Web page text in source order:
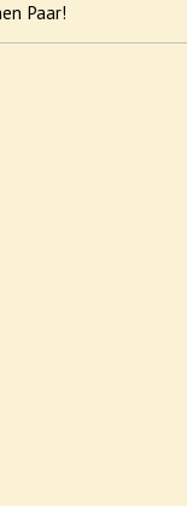
Paar!